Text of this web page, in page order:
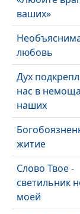
ваших»
любовь
Дух
нас в
наших
житие
Слово Твое -
светильник
моей